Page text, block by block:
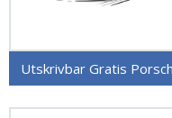
Utskrivbar Gratis